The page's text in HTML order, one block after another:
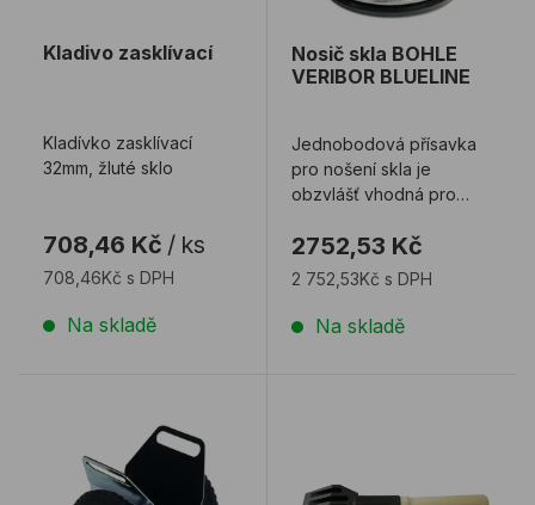
Kladivo zasklívací
Kladívko zasklívací
32mm, žluté sklo
708,46 Kč / ks
708,46Kč s DPH
Na skladě
Nosič skla BOHLE
VERIBOR BLUELINE
Jednobodová přísavka
pro nošení skla je
obzvlášť vhodná pro
desek nebo pultů ...
2752,53 Kč
2 752,53Kč s DPH
Na skladě